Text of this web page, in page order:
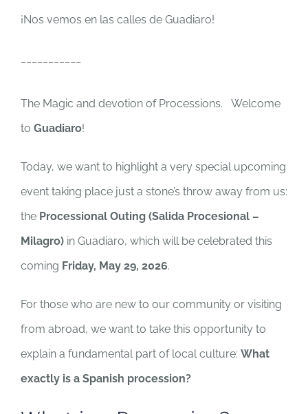
¡Nos vemos en las calles de Guadiaro!
The Magic and devotion of Processions. Welcome
to Guadiaro!
Today, we want to highlight a very special upcoming
event taking place just a stone’s throw away from us:
the Processional Outing (Salida Procesional –
Milagro) in Guadiaro, which will be celebrated this
coming Friday, May 29, 2026.
For those who are new to our community or visiting
from abroad, we want to take this opportunity to
explain a fundamental part of local culture: What
exactly is a Spanish procession?